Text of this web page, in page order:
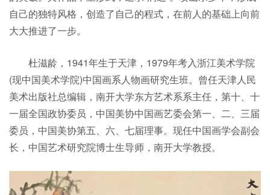
自己的独特风格，创造了自己的程式，在前人的基础上向前
大大推进了一步。
杜滋龄，1941年生于天津，1979年考入浙江美术学院
(现中国美术学院)中国画系人物画研究生班。曾任天津人民
美术出版社总编辑，南开大学东方艺术系系主任，第十、十
一届全国政协委员，中国美协中国画艺委会第一、二、三届
委员，中国美协第五、六、七届理事。现任中国画学会副会
长，中国艺术研究院博士生导师，南开大学教授。